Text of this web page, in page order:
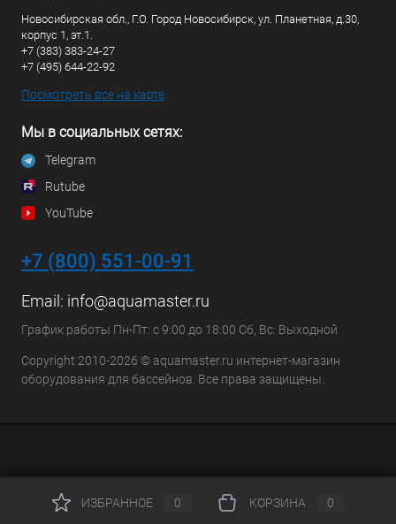
Новосибирская обл., Г.О. Город Новосибирск, ул. Планетная, д.30,
корпус 1, эт.1.
+7 (383) 383-24-27
+7 (495) 644-22-92
Посмотреть все на карте
Мы в социальных сетях:
Telegram
Rutube
YouTube
+7 (800) 551-00-91
Email: info@aquamaster.ru
График работы Пн-Пт: с 9:00 до 18:00 Сб, Вс: Выходной
Copyright 2010-2026 © aquamaster.ru интернет-магазин
оборудования для бассейнов. Все права защищены.
ИЗБРАННОЕ 0 КОРЗИНА 0